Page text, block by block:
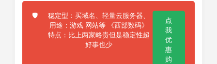
🛡️
稳定型：买域名、轻量云服务器、
用途：游戏 网站等 《西部数码》
特点：比上两家略贵但是稳定性超
好事也少
点
我
优
惠
购